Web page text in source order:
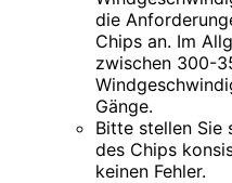
die
Chips an. Im
zwischen 300-
Gänge.
Bitte stellen Sie
des Chips
keinen Fehler.